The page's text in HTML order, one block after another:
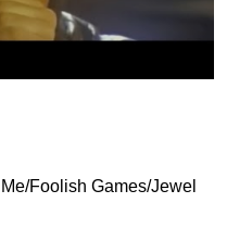
Foolish Games/Jewel